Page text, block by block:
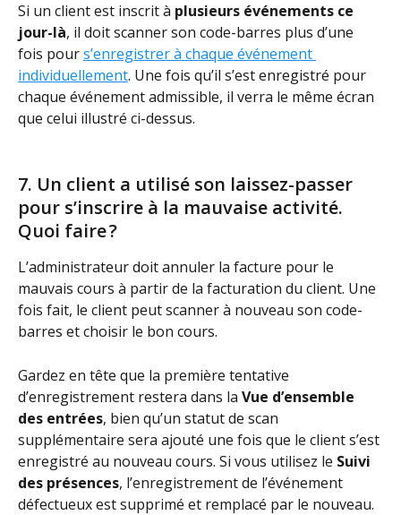
Si un client est inscrit à plusieurs événements ce
jour-là, il doit scanner son code-barres plus d’une
fois pour s’enregistrer à chaque événement
individuellement. Une fois qu’il s’est enregistré pour
chaque événement admissible, il verra le même écran
que celui illustré ci-dessus.
7. Un client a utilisé son laissez-passer
pour s’inscrire à la mauvaise activité.
Quoi faire ?
L’administrateur doit annuler la facture pour le
mauvais cours à partir de la facturation du client. Une
fois fait, le client peut scanner à nouveau son code-
barres et choisir le bon cours.
Gardez en tête que la première tentative
d’enregistrement restera dans la Vue d’ensemble
des entrées, bien qu’un statut de scan
supplémentaire sera ajouté une fois que le client s’est
enregistré au nouveau cours. Si vous utilisez le Suivi
des présences, l’enregistrement de l’événement
défectueux est supprimé et remplacé par le nouveau.